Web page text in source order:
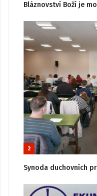
Bláznovství Boží je
2
Synoda duchovních